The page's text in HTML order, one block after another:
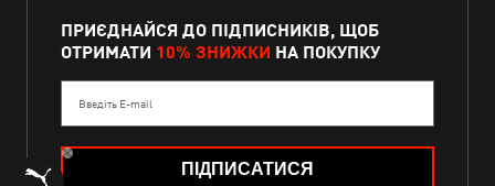
ПРИЄДНАЙСЯ ДО ПІДПИСНИКІВ, ЩОБ
ОТРИМАТИ 10% ЗНИЖКИ НА ПОКУПКУ
Введіть E-mail
ПІДПИСАТИСЯ